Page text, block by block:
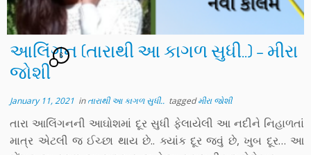
આલિંગન (તારાથી આ કાગળ સુધી..) – મીરા
જોશી
6
January 11, 2021 inતારાથી આ કાગળ સુધી.. taggedમીરા જોશી
તારા આલિંગનની આઘોશમાં દૂર સુધી ફેલાયેલી આ નદીને નિહાળતાં
માત્ર એટલી જ ઈચ્છા થાય છે.. ક્યાંક દૂર જવું છે, ખુબ દૂર… આ